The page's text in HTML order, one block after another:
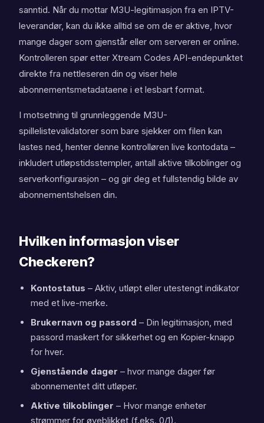
sanntid. Når du mottar M3U-legitimasjon fra en IPTV-
leverandør, kan du ikke alltid se om de er aktive, hvor
mange dager som gjenstår eller om serveren er online.
Kontrolleren spør etter Xtream Codes API-endepunktet
direkte fra nettleseren din og viser hele
abonnementsmetadataene i et lesbart format.
I motsetning til grunnleggende M3U-
spillelistevalidatorer som bare sjekker om filen kan
lastes ned, henter denne kontrolløren live kontodata –
inkludert utløpstidsstempler, antall aktive tilkoblinger og
serverkonfigurasjon – og gir deg et fullstendig bilde av
abonnementshelsen din.
Hvilken informasjon viser
Checkeren?
Kontostatus – Aktiv, utløpt eller utestengt indikator
med et live-merke.
Brukernavn og passord – Din legitimasjon, med
passord maskert for sikkerhet og en Kopier-knapp
for hver.
Gjenstående dager – hvor mange dager før
abonnementet ditt utløper.
Aktive tilkoblinger – Hvor mange enheter
strømmer for øyeblikket (f.eks. 0/1).